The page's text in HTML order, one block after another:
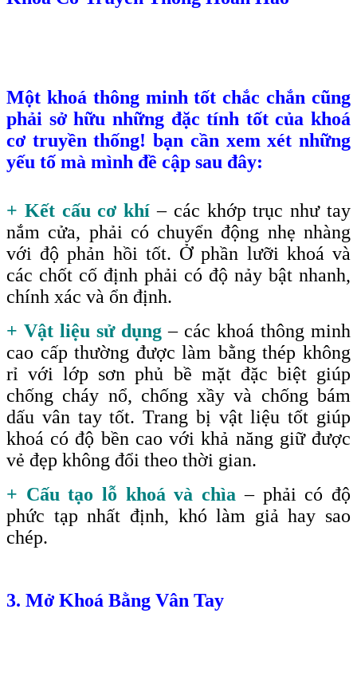
Một khoá thông minh tốt chắc chắn cũng
phải sở hữu những đặc tính tốt của khoá
cơ truyền thống! bạn cần xem xét những
yếu tố mà mình đề cập sau đây:
+ Kết cấu cơ khí – các khớp trục như tay
nắm cửa, phải có chuyển động nhẹ nhàng
với độ phản hồi tốt. Ở phần lưỡi khoá và
các chốt cố định phải có độ nảy bật nhanh,
chính xác và ổn định.
+ Vật liệu sử dụng – các khoá thông minh
cao cấp thường được làm bằng thép không
rỉ với lớp sơn phủ bề mặt đặc biệt giúp
chống cháy nổ, chống xầy và chống bám
dấu vân tay tốt. Trang bị vật liệu tốt giúp
khoá có độ bền cao với khả năng giữ được
vẻ đẹp không đổi theo thời gian.
+ Cấu tạo lỗ khoá và chìa – phải có độ
phức tạp nhất định, khó làm giả hay sao
chép.
3. Mở Khoá Bằng Vân Tay